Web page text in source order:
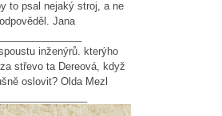
to psal nejaký stroj, a ne
Jana
inženýrů. kterýho
střevo ta Dereová, když
oslovit? Olda Mezl